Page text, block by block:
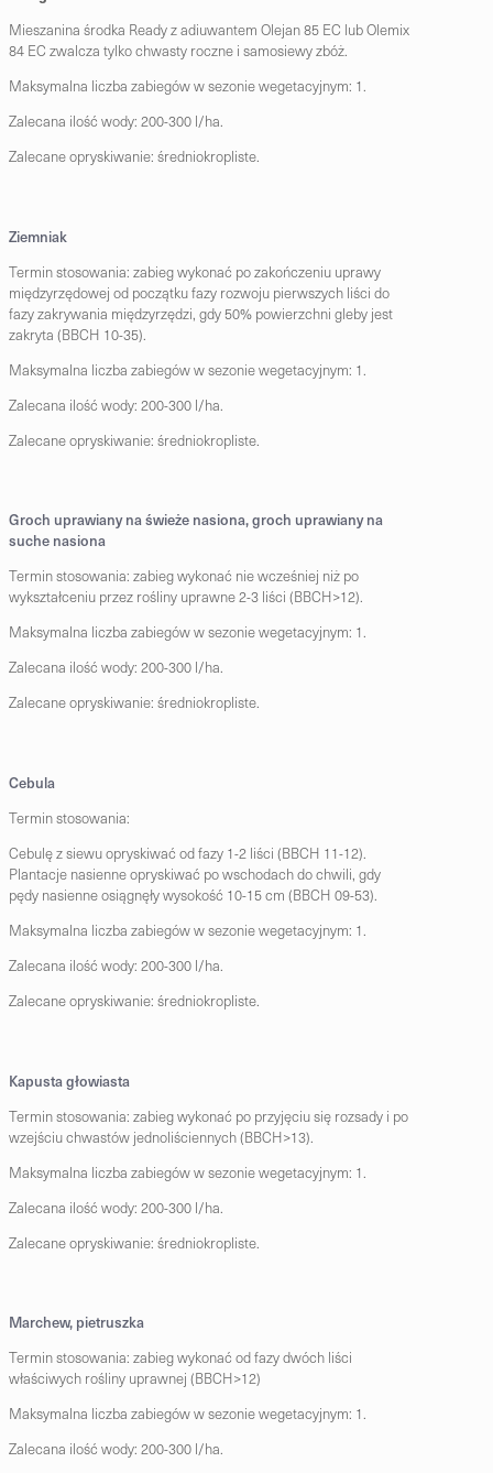
Mieszanina środka Ready z adiuwantem Olejan 85 EC lub Olemix
84 EC zwalcza tylko chwasty roczne i samosiewy zbóż.
Maksymalna liczba zabiegów w sezonie wegetacyjnym: 1.
Zalecana ilość wody: 200-300 l/ha.
Zalecane opryskiwanie: średniokropliste.
Ziemniak
Termin stosowania: zabieg wykonać po zakończeniu uprawy
międzyrzędowej od początku fazy rozwoju pierwszych liści do
fazy zakrywania międzyrzędzi, gdy 50% powierzchni gleby jest
zakryta (BBCH 10-35).
Maksymalna liczba zabiegów w sezonie wegetacyjnym: 1.
Zalecana ilość wody: 200-300 l/ha.
Zalecane opryskiwanie: średniokropliste.
Groch uprawiany na świeże nasiona, groch uprawiany na
suche nasiona
Termin stosowania: zabieg wykonać nie wcześniej niż po
wykształceniu przez rośliny uprawne 2-3 liści (BBCH>12).
Maksymalna liczba zabiegów w sezonie wegetacyjnym: 1.
Zalecana ilość wody: 200-300 l/ha.
Zalecane opryskiwanie: średniokropliste.
Cebula
Termin stosowania:
Cebulę z siewu opryskiwać od fazy 1-2 liści (BBCH 11-12).
Plantacje nasienne opryskiwać po wschodach do chwili, gdy
pędy nasienne osiągnęły wysokość 10-15 cm (BBCH 09-53).
Maksymalna liczba zabiegów w sezonie wegetacyjnym: 1.
Zalecana ilość wody: 200-300 l/ha.
Zalecane opryskiwanie: średniokropliste.
Kapusta głowiasta
Termin stosowania: zabieg wykonać po przyjęciu się rozsady i po
wzejściu chwastów jednoliściennych (BBCH>13).
Maksymalna liczba zabiegów w sezonie wegetacyjnym: 1.
Zalecana ilość wody: 200-300 l/ha.
Zalecane opryskiwanie: średniokropliste.
Marchew, pietruszka
Termin stosowania: zabieg wykonać od fazy dwóch liści
właściwych rośliny uprawnej (BBCH>12)
Maksymalna liczba zabiegów w sezonie wegetacyjnym: 1.
Zalecana ilość wody: 200-300 l/ha.